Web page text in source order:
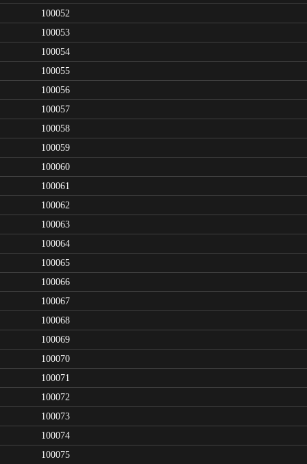
100052
100053
100054
100055
100056
100057
100058
100059
100060
100061
100062
100063
100064
100065
100066
100067
100068
100069
100070
100071
100072
100073
100074
100075